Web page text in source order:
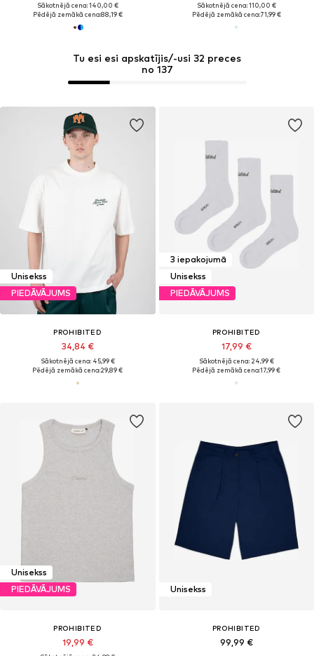
Tu esi esi apskatījis/-usi 32 preces
no 137
Sākotnējā cena: 140,00 €
Pēdējā zemākā cena:88,19 €
Sākotnējā cena: 110,00 €
Pēdējā zemākā cena:71,99 €
Unisekss
PIEDĀVĀJUMS
PROHIBITED
34,84 €
Sākotnējā cena: 45,99 €
Pēdējā zemākā cena:29,89 €
3 iepakojumā
Unisekss
PIEDĀVĀJUMS
PROHIBITED
17,99 €
Sākotnējā cena: 24,99 €
Pēdējā zemākā cena:17,99 €
Unisekss
PIEDĀVĀJUMS
PROHIBITED
19,99 €
Unisekss
PROHIBITED
99,99 €